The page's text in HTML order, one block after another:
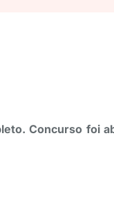
Concurso foi